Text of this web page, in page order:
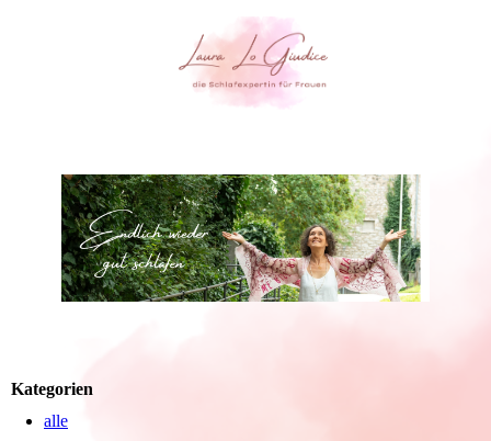
Kategorien
alle